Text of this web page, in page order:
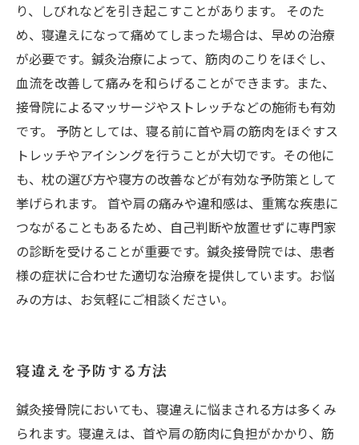
り、しびれなどを引き起こすことがあります。 そのた
め、寝違えになって痛めてしまった場合は、早めの治療
が必要です。鍼灸治療によって、筋肉のこりをほぐし、
血流を改善して痛みを和らげることができます。また、
接骨院によるマッサージやストレッチなどの施術も有効
です。 予防としては、寝る前に首や肩の筋肉をほぐすス
トレッチやアイシングを行うことが大切です。その他に
も、枕の選び方や寝方の改善などが有効な予防策として
挙げられます。 首や肩の痛みや違和感は、重篤な疾患に
つながることもあるため、自己判断や放置せずに専門家
の診断を受けることが重要です。鍼灸接骨院では、患者
様の症状に合わせた適切な治療を提供しています。お悩
みの方は、お気軽にご相談ください。
寝違えを予防する方法
鍼灸接骨院においても、寝違えに悩まされる方は多くみ
られます。寝違えは、首や肩の筋肉に負担がかかり、筋